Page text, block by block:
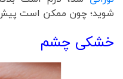
شوید؛ چون ممکن است پیش
خشکی چشم